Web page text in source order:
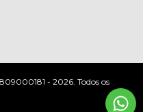
- 2026. Todos os